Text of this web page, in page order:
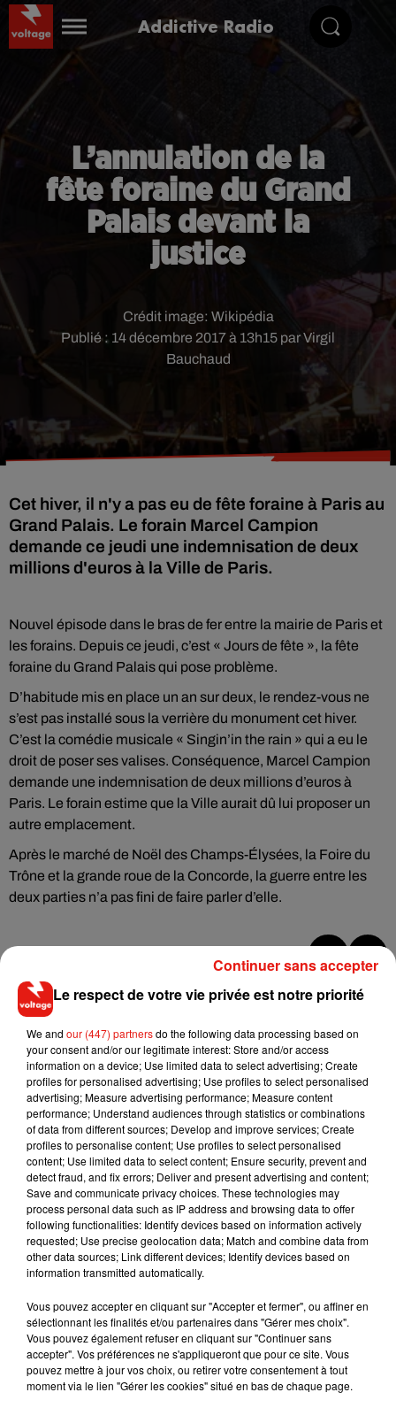
Addictive Radio
L’annulation de la
fête foraine du Grand
Palais devant la
justice
Publié : 14 décembre 2017 à 13h15 par Virgil
Bauchaud
Crédit image: Wikipédia
Cet hiver, il n'y a pas eu de fête foraine à Paris au
Grand Palais. Le forain Marcel Campion
demande ce jeudi une indemnisation de deux
millions d'euros à la Ville de Paris.
Nouvel épisode dans le bras de fer entre la mairie de Paris et
les forains. Depuis ce jeudi, c’est « Jours de fête », la fête
foraine du Grand Palais qui pose problème.
D’habitude mis en place un an sur deux, le rendez-vous ne
s’est pas installé sous la verrière du monument cet hiver.
C’est la comédie musicale « Singin’in the rain » qui a eu le
droit de poser ses valises. Conséquence, Marcel Campion
demande une indemnisation de deux millions d’euros à
Paris. Le forain estime que la Ville aurait dû lui proposer un
autre emplacement.
Après le marché de Noël des Champs-Élysées, la Foire du
Trône et la grande roue de la Concorde, la guerre entre les
deux parties n’a pas fini de faire parler d’elle.
Musique
7 août 2026
RÜFÜS DU SOL annonce un nouvel
album après sa tournée mondiale
7 août 2026
Angèle et Amélie Lens dévoilent leur
collaboration tant attendue
6 août 2026
Il y a 10 ans, DJ Snake changeait de
dimension avec son premier...
Le respect de votre vie privée est notre priorité
We and our (447) partnersdo the following data processing based on
your consent and/or our legitimate interest: Store and/or access
information on a device; Use limited data to select advertising; Create
profiles for personalised advertising; Use profiles to select personalised
advertising; Measure advertising performance; Measure content
performance; Understand audiences through statistics or combinations
of data from different sources; Develop and improve services; Create
profiles to personalise content; Use profiles to select personalised
content; Use limited data to select content; Ensure security, prevent and
detect fraud, and fix errors; Deliver and present advertising and content;
Save and communicate privacy choices. These technologies may
process personal data such as IP address and browsing data to offer
following functionalities: Identify devices based on information actively
requested; Use precise geolocation data; Match and combine data from
other data sources; Link different devices; Identify devices based on
information transmitted automatically.
Vous pouvez accepter en cliquant sur "Accepter et fermer", ou affiner en
sélectionnant les finalités et/ou partenaires dans "Gérer mes choix".
Vous pouvez également refuser en cliquant sur "Continuer sans
accepter". Vos préférences ne s'appliqueront que pour ce site. Vous
pouvez mettre à jour vos choix, ou retirer votre consentement à tout
moment via le lien "Gérer les cookies" situé en bas de chaque page.
Continuer sans accepter